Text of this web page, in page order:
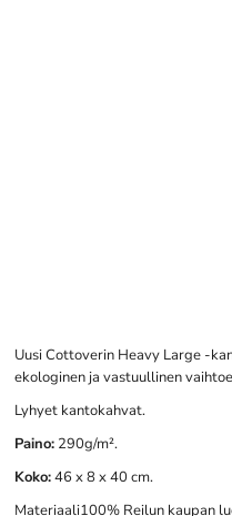
Uusi Cottoverin Heavy Large -
ekologinen ja vastuullinen
Lyhyet kantokahvat.
Paino: 290g/m².
Koko:46 x 8 x 40 cm.
Materiaali100% Reilun kaupan